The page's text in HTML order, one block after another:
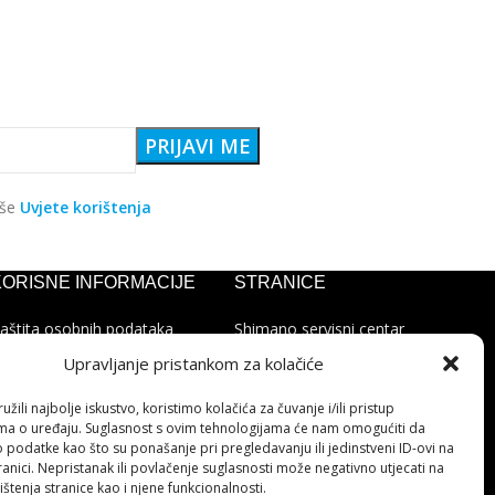
Upravljanje pristankom za kolačiće
najbolje iskustvo, koristimo kolačića za čuvanje i/ili pristup
o uređaju. Suglasnost s ovim tehnologijama će nam omogućiti da
podatke kao što su ponašanje pri pregledavanju ili jedinstveni ID-ovi na
Nepristanak ili povlačenje suglasnosti može negativno utjecati na
stranice kao i njene funkcionalnosti.
Uvjete korištenja
INFORMACIJE
osobnih podataka
Pohvale i prigovori
za online
sporova
STRANICE
Shimano servisni centar
Kontakt
Cjenik servisa